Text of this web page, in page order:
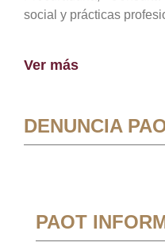
social y prácticas
Ver más
DENUNCIA
PAOT